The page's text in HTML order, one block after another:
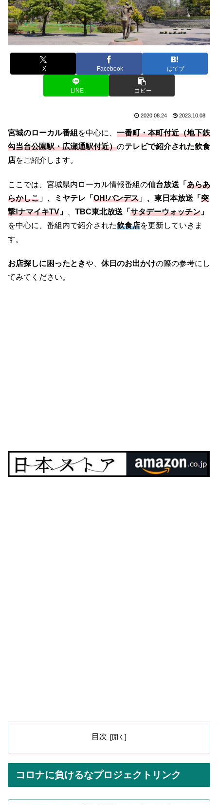
X Facebook はてブ
LINE コピー
2020.08.24 2023.10.08
宮城のローカル番組 を中心に、 一番町・本町付近（地下鉄
勾当台公園駅・広瀬通駅付近）のテレビで紹介された飲食
店をご紹介します。
ここでは、宮城県内ローカル情報番組の仙台放送「 あらあ
らかしこ 」、ミヤテレ「 OH!バンデス 」、東日本放送「 突
撃!ナマイキTV 」 TBC東北放送「 サタデーウォッチン 」
を中心に、番組内で紹介された飲食店を更新していきま
す。
お店探しに困ったときや、 休日のお出かけの際の参考にし
てみてください。
目次
コロナに負けるなプロジェクトリンク